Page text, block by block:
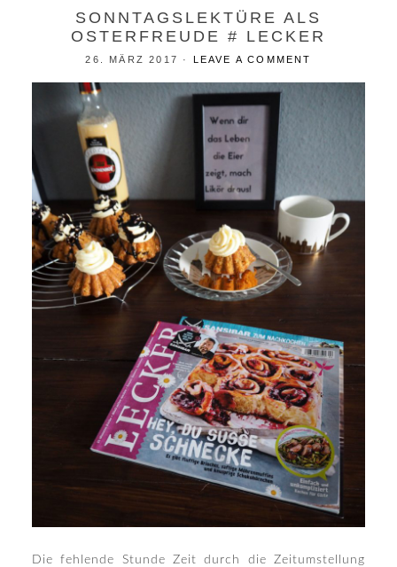
SONNTAGSLEKTÜRE ALS
OSTERFREUDE # LECKER
26. MÄRZ 2017 · LEAVE A COMMENT
Die fehlende Stunde Zeit durch die Zeitumstellung